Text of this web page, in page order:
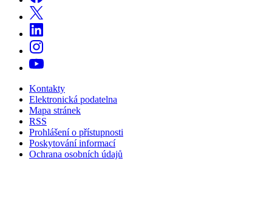
Kontakty
Elektronická podatelna
Mapa stránek
RSS
Prohlášení o přístupnosti
Poskytování informací
Ochrana osobních údajů